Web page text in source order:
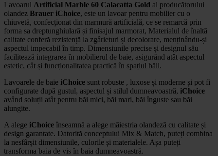
Lavoarul Artificial Marble 60 Calacatta Gold al producătorului
olandez Brauer iChoice, este un lavoar pentru mobilier cu o
chiuvetă, confecționat din marmură artificială, ce se remarcă prin
forma sa dreptunghiulară și finisajul marmorat, Materialul de înaltă
calitate conferă rezistență la zgârieturi și decolorare, menținându-și
aspectul impecabil în timp. Dimensiunile precise și designul său
facilitează integrarea în mobilierul de baie, asigurând atât aspectul
estetic, cât și funcționalitatea practică în spațiul băii.
Lavoarele de baie iChoice sunt robuste , luxose și moderne și pot fi
configurate după gustul, aspectul și stilul dumneavoastră, iChoice
având soluții atât pentru băi mici, băi mari, băi înguste sau băi
alungite.
A alege iChoice înseamnă a alege măiestria olandeză cu calitate și
design garantate. Datorită conceptului Mix & Match, puteți combina
la nesfârșit dimensiunile, culorile și materialele. Așa puteți
transforma baia de vis în baia dumneavoastră.